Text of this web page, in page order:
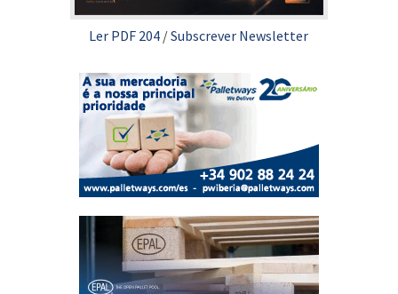
Ler PDF 204 /Subscrever Newsletter